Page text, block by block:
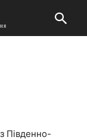
Південно-